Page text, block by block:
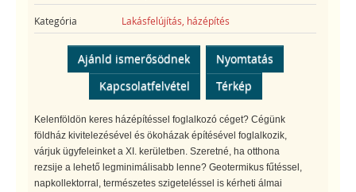
Kategória Lakásfelújítás, házépítés
Ajánld ismerősödnek
Nyomtatás
Kapcsolatfelvétel
Térkép
Kelenföldön keres házépítéssel foglalkozó céget? Cégünk
földház kivitelezésével és ökoházak építésével foglalkozik,
várjuk ügyfeleinket a XI. kerületben. Szeretné, ha otthona
rezsije a lehető legminimálisabb lenne? Geotermikus fűtéssel,
napkollektorral, természetes szigeteléssel is kérheti álmai